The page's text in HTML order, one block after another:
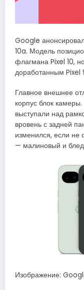
Google
10a. Модель
флагмана Pixel 10,
доработанным
Главное внешнее
корпус блок
выступали над
вровень с задней
изменился, если не
— малиновый и
Изображение: